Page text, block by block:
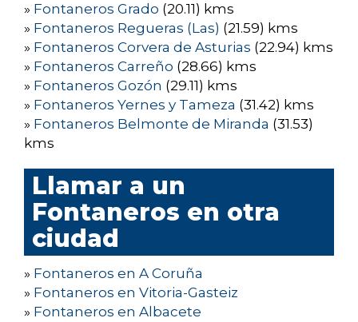
» Fontaneros Grado (20.11) kms
» Fontaneros Regueras (Las) (21.59) kms
» Fontaneros Corvera de Asturias (22.94) kms
» Fontaneros Carreño (28.66) kms
» Fontaneros Gozón (29.11) kms
» Fontaneros Yernes y Tameza (31.42) kms
» Fontaneros Belmonte de Miranda (31.53)
kms
Llamar a un
Fontaneros en otra
ciudad
» Fontaneros en A Coruña
» Fontaneros en Vitoria-Gasteiz
» Fontaneros en Albacete